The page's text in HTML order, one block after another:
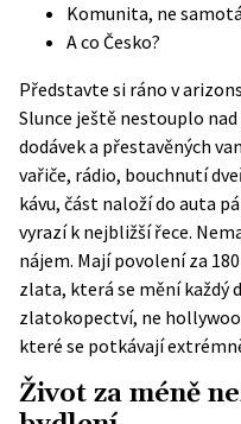
Komunita, ne
A co Česko?
Představte si ráno v
Slunce ještě nestouplo
dodávek a přestavěných
vařiče, rádio, bouchnutí
kávu, část naloží do auta
vyrazí k nejbližší řece.
nájem. Mají povolení za
zlata, která se mění každý
zlatokopectví, ne
které se potkávají
Život za méně